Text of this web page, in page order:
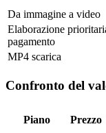
Da immagine a video
Elaborazione
pagamento
MP4 scarica
Confronto del
Piano Prezzo